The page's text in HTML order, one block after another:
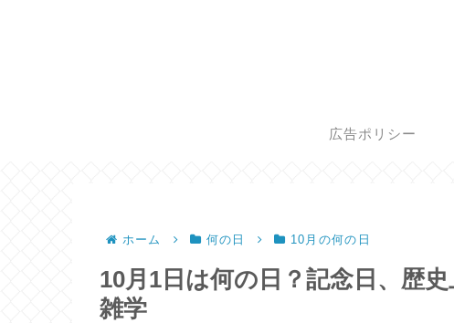
広告ポリシー
ホーム 何の日 10月の何の日
10月1日は何の日？記念日、歴
雑学